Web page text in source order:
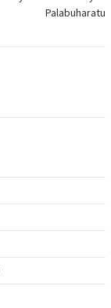
Palabuharatu